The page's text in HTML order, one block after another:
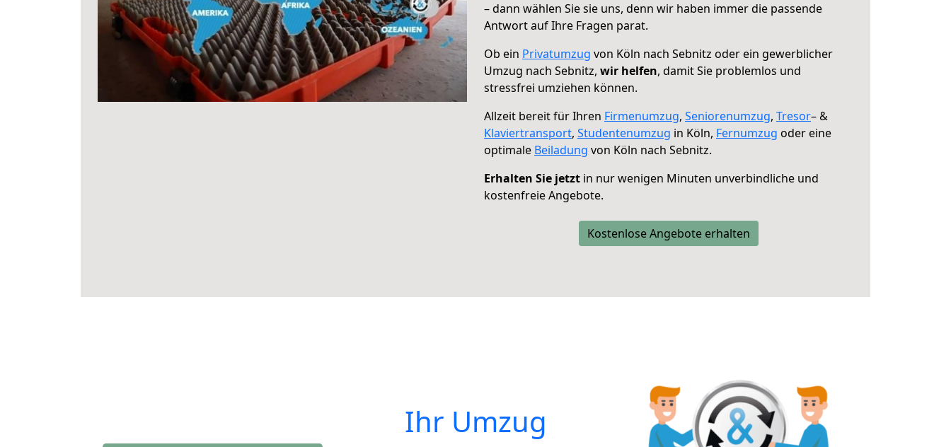
– dann wählen Sie sie uns, denn wir haben immer die passende
Antwort auf Ihre Fragen parat.
Ob ein Privatumzug von Köln nach Sebnitz oder ein gewerblicher
Umzug nach Sebnitz, wir helfen, damit Sie problemlos und
stressfrei umziehen können.
Allzeit bereit für Ihren Firmenumzug, Seniorenumzug, Tresor– &
Klaviertransport, Studentenumzug in Köln, Fernumzug oder eine
optimale Beiladung von Köln nach Sebnitz.
Erhalten Sie jetzt in nur wenigen Minuten unverbindliche und
kostenfreie Angebote.
Kostenlose Angebote erhalten
Ihr Umzug